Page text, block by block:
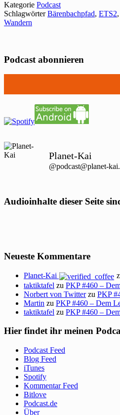
Kategorie Podcast
SchlagwörterBärenbachpfad, ETS2,
Wandern
Podcast abonnieren
Planet-Kai
@podcast@planet-
Audioinhalte dieser Seite
Neueste Kommentare
Planet-Kai
taktiktafel zu PKP #460 –
Norbert von Twitterzu PKP
Martin zu PKP #460 – Dem
taktiktafel zu PKP #460 –
Hier findet ihr meinen
Podcast Feed
Blog Feed
iTunes
Spotify
Kommentar Feed
Bitlove
Podcast.de
Über